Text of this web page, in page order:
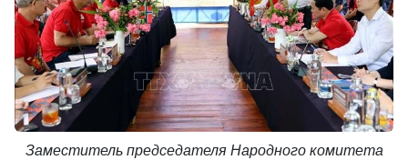
Заместитель председателя Народного комитета